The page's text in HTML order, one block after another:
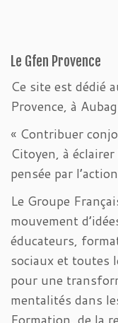
Le Gfen Provence
Ce site est dédié
Provence, à
« Contribuer
Citoyen, à
pensée par
Le Groupe
mouvement
éducateurs,
sociaux et toutes
pour une
mentalités dans
Formation, de la